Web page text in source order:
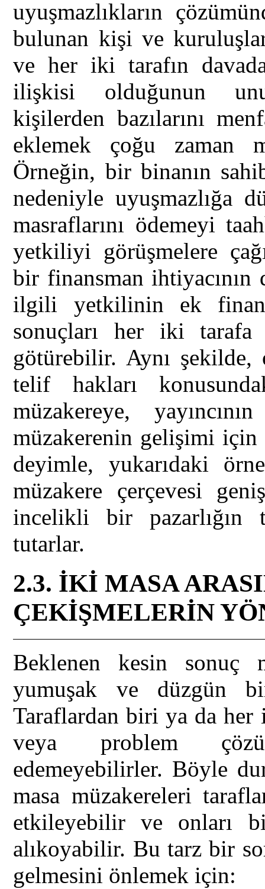
uyuşmazlıkların
bulunan kişi ve kuruluşlar
ve her iki tarafın
ilişkisi olduğunun
kişilerden bazılarını
eklemek çoğu zaman
Örneğin, bir binanın
nedeniyle uyuşmazlığa
masraflarını ödemeyi
yetkiliyi görüşmelere
bir finansman ihtiyacının
ilgili yetkilinin ek
sonuçları her iki tarafa
götürebilir. Aynı şekilde,
telif hakları
müzakereye,
müzakerenin gelişimi için
deyimle, yukarıdaki
müzakere çerçevesi
incelikli bir pazarlığın
tutarlar.
2.3. İKİ MASA
ÇEKİŞMELERİN
Beklenen kesin sonuç
yumuşak ve düzgün
Taraflardan biri ya da
veya problem
edemeyebilirler. Böyle
masa müzakereleri
etkileyebilir ve onları
alıkoyabilir. Bu tarz bir
gelmesini önlemek için: